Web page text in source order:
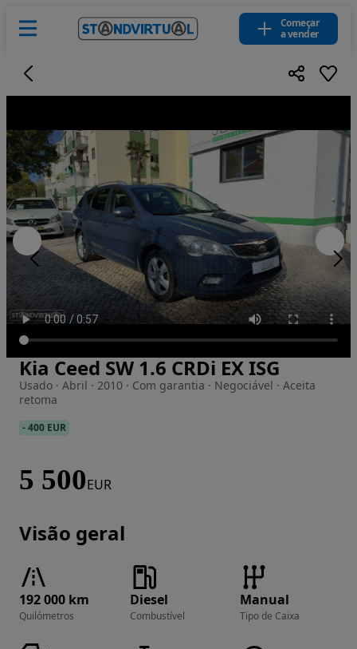
Começar
a vender
Imagem 1 de 16
Kia Ceed SW 1.6 CRDi EX ISG
Usado · Abril · 2010 · Com garantia · Negociável · Aceita
retoma
-400 EUR
5 500EUR
Visão geral
192 000 km
Quilómetros
Diesel
Combustível
Manual
Tipo de Caixa